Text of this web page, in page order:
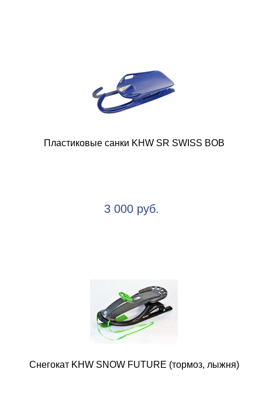
Пластиковые санки KHW SR SWISS BOB
3 000 руб.
Снегокат KHW SNOW FUTURE (тормоз, лыжня)